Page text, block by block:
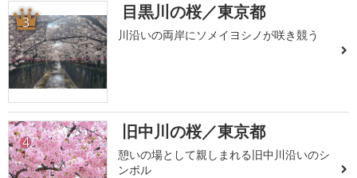
3 目黒川の桜／東京都
川沿いの両岸にソメイヨシノが咲き競う
4 旧中川の桜／東京都
憩いの場として親しまれる旧中川沿いのシ
ンボル